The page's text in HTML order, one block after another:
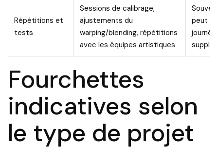
Répétitions et
tests
Sessions de calibrage,
ajustements du
warping/blending, répétitions
avec les équipes artistiques
peut
Fourchettes
indicatives selon
le type de projet